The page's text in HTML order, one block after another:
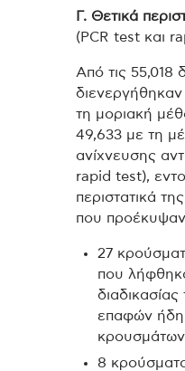
Γ. Θετικά
(PCR test και
Από τις 55,018
διενεργήθηκαν
τη μοριακή
49,633 με τη
ανίχνευσης
rapid test),
περιστατικά
που
27
που
επαφών ήδη
8